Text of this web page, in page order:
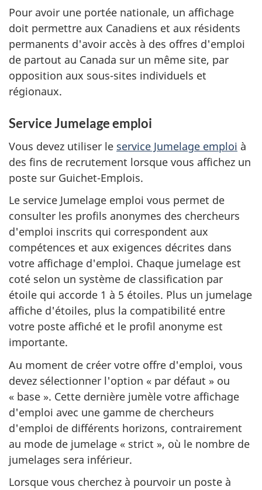
Pour avoir une portée nationale, un affichage
doit permettre aux Canadiens et aux résidents
permanents d'avoir accès à des offres d'emploi
de partout au Canada sur un même site, par
opposition aux sous-sites individuels et
régionaux.
Service Jumelage emploi
Vous devez utiliser le service Jumelage emploi à
des fins de recrutement lorsque vous affichez un
poste sur Guichet-Emplois.
Le service Jumelage emploi vous permet de
consulter les profils anonymes des chercheurs
d'emploi inscrits qui correspondent aux
compétences et aux exigences décrites dans
votre affichage d'emploi. Chaque jumelage est
coté selon un système de classification par
étoile qui accorde 1 à 5 étoiles. Plus un jumelage
affiche d'étoiles, plus la compatibilité entre
votre poste affiché et le profil anonyme est
importante.
Au moment de créer votre offre d'emploi, vous
devez sélectionner l'option « par défaut » ou
« base ». Cette dernière jumèle votre affichage
d'emploi avec une gamme de chercheurs
d'emploi de différents horizons, contrairement
au mode de jumelage « strict », où le nombre de
jumelages sera inférieur.
Lorsque vous cherchez à pourvoir un poste à